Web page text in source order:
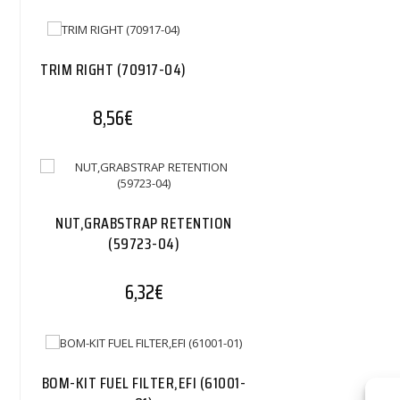
TRIM RIGHT (70917-04)
8,56€
NUT,GRABSTRAP RETENTION
(59723-04)
6,32€
BOM-KIT FUEL FILTER,EFI (61001-